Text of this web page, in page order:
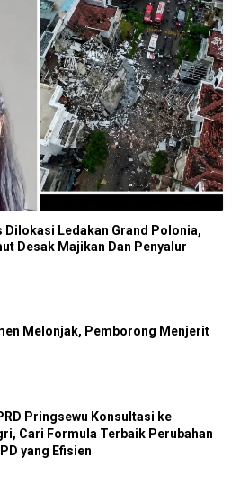
Dilokasi Ledakan Grand Polonia,
Desak Majikan Dan Penyalur
Melonjak, Pemborong Menjerit
Pringsewu Konsultasi ke
Cari Formula Terbaik Perubahan
yang Efisien